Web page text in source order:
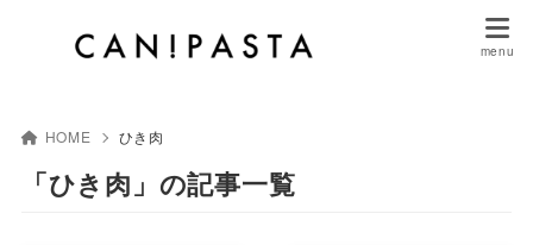
HOME ひき肉
「ひき肉」の記事一覧